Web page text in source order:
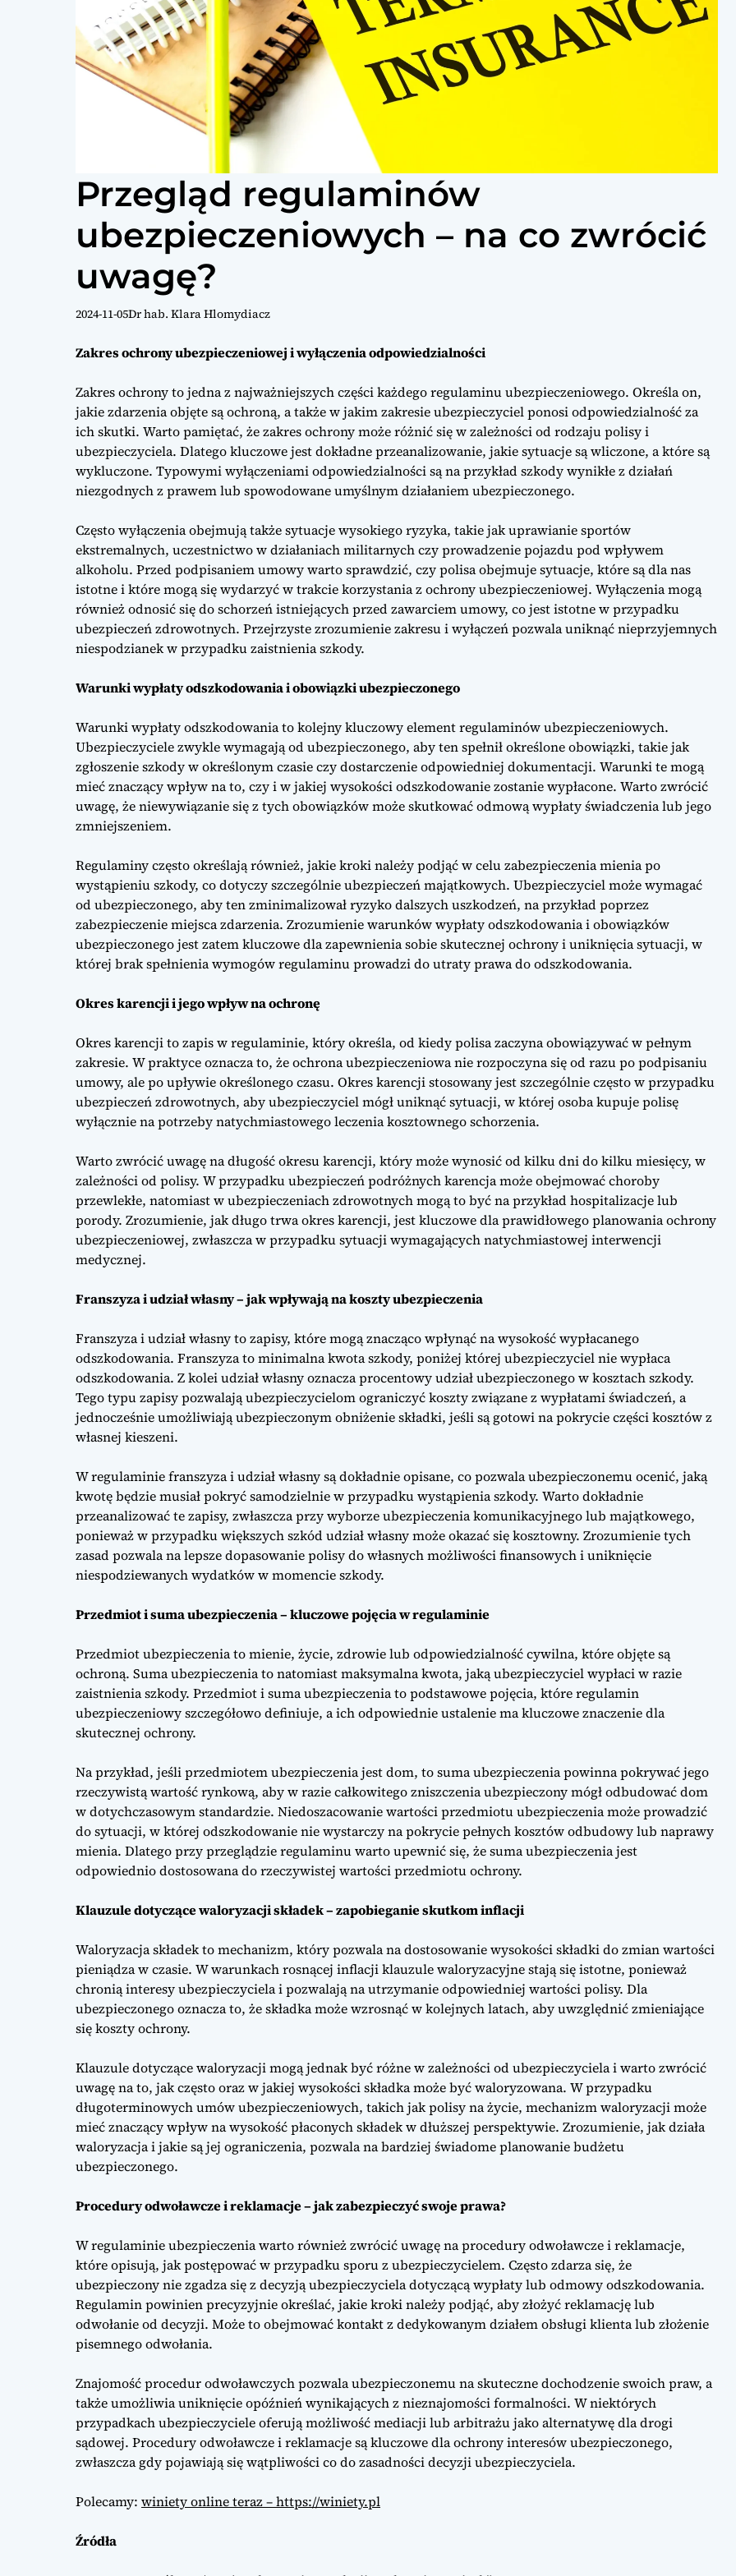
Przegląd regulaminów
ubezpieczeniowych – na co zwrócić
uwagę?
2024-11-05Dr hab. Klara Hlomydiacz
Zakres ochrony ubezpieczeniowej i wyłączenia odpowiedzialności
Zakres ochrony to jedna z najważniejszych części każdego regulaminu ubezpieczeniowego. Określa on,
jakie zdarzenia objęte są ochroną, a także w jakim zakresie ubezpieczyciel ponosi odpowiedzialność za
ich skutki. Warto pamiętać, że zakres ochrony może różnić się w zależności od rodzaju polisy i
ubezpieczyciela. Dlatego kluczowe jest dokładne przeanalizowanie, jakie sytuacje są wliczone, a które są
wykluczone. Typowymi wyłączeniami odpowiedzialności są na przykład szkody wynikłe z działań
niezgodnych z prawem lub spowodowane umyślnym działaniem ubezpieczonego.
Często wyłączenia obejmują także sytuacje wysokiego ryzyka, takie jak uprawianie sportów
ekstremalnych, uczestnictwo w działaniach militarnych czy prowadzenie pojazdu pod wpływem
alkoholu. Przed podpisaniem umowy warto sprawdzić, czy polisa obejmuje sytuacje, które są dla nas
istotne i które mogą się wydarzyć w trakcie korzystania z ochrony ubezpieczeniowej. Wyłączenia mogą
również odnosić się do schorzeń istniejących przed zawarciem umowy, co jest istotne w przypadku
ubezpieczeń zdrowotnych. Przejrzyste zrozumienie zakresu i wyłączeń pozwala uniknąć nieprzyjemnych
niespodzianek w przypadku zaistnienia szkody.
Warunki wypłaty odszkodowania i obowiązki ubezpieczonego
Warunki wypłaty odszkodowania to kolejny kluczowy element regulaminów ubezpieczeniowych.
Ubezpieczyciele zwykle wymagają od ubezpieczonego, aby ten spełnił określone obowiązki, takie jak
zgłoszenie szkody w określonym czasie czy dostarczenie odpowiedniej dokumentacji. Warunki te mogą
mieć znaczący wpływ na to, czy i w jakiej wysokości odszkodowanie zostanie wypłacone. Warto zwrócić
uwagę, że niewywiązanie się z tych obowiązków może skutkować odmową wypłaty świadczenia lub jego
zmniejszeniem.
Regulaminy często określają również, jakie kroki należy podjąć w celu zabezpieczenia mienia po
wystąpieniu szkody, co dotyczy szczególnie ubezpieczeń majątkowych. Ubezpieczyciel może wymagać
od ubezpieczonego, aby ten zminimalizował ryzyko dalszych uszkodzeń, na przykład poprzez
zabezpieczenie miejsca zdarzenia. Zrozumienie warunków wypłaty odszkodowania i obowiązków
ubezpieczonego jest zatem kluczowe dla zapewnienia sobie skutecznej ochrony i uniknięcia sytuacji, w
której brak spełnienia wymogów regulaminu prowadzi do utraty prawa do odszkodowania.
Okres karencji i jego wpływ na ochronę
Okres karencji to zapis w regulaminie, który określa, od kiedy polisa zaczyna obowiązywać w pełnym
zakresie. W praktyce oznacza to, że ochrona ubezpieczeniowa nie rozpoczyna się od razu po podpisaniu
umowy, ale po upływie określonego czasu. Okres karencji stosowany jest szczególnie często w przypadku
ubezpieczeń zdrowotnych, aby ubezpieczyciel mógł uniknąć sytuacji, w której osoba kupuje polisę
wyłącznie na potrzeby natychmiastowego leczenia kosztownego schorzenia.
Warto zwrócić uwagę na długość okresu karencji, który może wynosić od kilku dni do kilku miesięcy, w
zależności od polisy. W przypadku ubezpieczeń podróżnych karencja może obejmować choroby
przewlekłe, natomiast w ubezpieczeniach zdrowotnych mogą to być na przykład hospitalizacje lub
porody. Zrozumienie, jak długo trwa okres karencji, jest kluczowe dla prawidłowego planowania ochrony
ubezpieczeniowej, zwłaszcza w przypadku sytuacji wymagających natychmiastowej interwencji
medycznej.
Franszyza i udział własny – jak wpływają na koszty ubezpieczenia
Franszyza i udział własny to zapisy, które mogą znacząco wpłynąć na wysokość wypłacanego
odszkodowania. Franszyza to minimalna kwota szkody, poniżej której ubezpieczyciel nie wypłaca
odszkodowania. Z kolei udział własny oznacza procentowy udział ubezpieczonego w kosztach szkody.
Tego typu zapisy pozwalają ubezpieczycielom ograniczyć koszty związane z wypłatami świadczeń, a
jednocześnie umożliwiają ubezpieczonym obniżenie składki, jeśli są gotowi na pokrycie części kosztów z
własnej kieszeni.
W regulaminie franszyza i udział własny są dokładnie opisane, co pozwala ubezpieczonemu ocenić, jaką
kwotę będzie musiał pokryć samodzielnie w przypadku wystąpienia szkody. Warto dokładnie
przeanalizować te zapisy, zwłaszcza przy wyborze ubezpieczenia komunikacyjnego lub majątkowego,
ponieważ w przypadku większych szkód udział własny może okazać się kosztowny. Zrozumienie tych
zasad pozwala na lepsze dopasowanie polisy do własnych możliwości finansowych i uniknięcie
niespodziewanych wydatków w momencie szkody.
Przedmiot i suma ubezpieczenia – kluczowe pojęcia w regulaminie
Przedmiot ubezpieczenia to mienie, życie, zdrowie lub odpowiedzialność cywilna, które objęte są
ochroną. Suma ubezpieczenia to natomiast maksymalna kwota, jaką ubezpieczyciel wypłaci w razie
zaistnienia szkody. Przedmiot i suma ubezpieczenia to podstawowe pojęcia, które regulamin
ubezpieczeniowy szczegółowo definiuje, a ich odpowiednie ustalenie ma kluczowe znaczenie dla
skutecznej ochrony.
Na przykład, jeśli przedmiotem ubezpieczenia jest dom, to suma ubezpieczenia powinna pokrywać jego
rzeczywistą wartość rynkową, aby w razie całkowitego zniszczenia ubezpieczony mógł odbudować dom
w dotychczasowym standardzie. Niedoszacowanie wartości przedmiotu ubezpieczenia może prowadzić
do sytuacji, w której odszkodowanie nie wystarczy na pokrycie pełnych kosztów odbudowy lub naprawy
mienia. Dlatego przy przeglądzie regulaminu warto upewnić się, że suma ubezpieczenia jest
odpowiednio dostosowana do rzeczywistej wartości przedmiotu ochrony.
Klauzule dotyczące waloryzacji składek – zapobieganie skutkom inflacji
Waloryzacja składek to mechanizm, który pozwala na dostosowanie wysokości składki do zmian wartości
pieniądza w czasie. W warunkach rosnącej inflacji klauzule waloryzacyjne stają się istotne, ponieważ
chronią interesy ubezpieczyciela i pozwalają na utrzymanie odpowiedniej wartości polisy. Dla
ubezpieczonego oznacza to, że składka może wzrosnąć w kolejnych latach, aby uwzględnić zmieniające
się koszty ochrony.
Klauzule dotyczące waloryzacji mogą jednak być różne w zależności od ubezpieczyciela i warto zwrócić
uwagę na to, jak często oraz w jakiej wysokości składka może być waloryzowana. W przypadku
długoterminowych umów ubezpieczeniowych, takich jak polisy na życie, mechanizm waloryzacji może
mieć znaczący wpływ na wysokość płaconych składek w dłuższej perspektywie. Zrozumienie, jak działa
waloryzacja i jakie są jej ograniczenia, pozwala na bardziej świadome planowanie budżetu
ubezpieczonego.
Procedury odwoławcze i reklamacje – jak zabezpieczyć swoje prawa?
W regulaminie ubezpieczenia warto również zwrócić uwagę na procedury odwoławcze i reklamacje,
które opisują, jak postępować w przypadku sporu z ubezpieczycielem. Często zdarza się, że
ubezpieczony nie zgadza się z decyzją ubezpieczyciela dotyczącą wypłaty lub odmowy odszkodowania.
Regulamin powinien precyzyjnie określać, jakie kroki należy podjąć, aby złożyć reklamację lub
odwołanie od decyzji. Może to obejmować kontakt z dedykowanym działem obsługi klienta lub złożenie
pisemnego odwołania.
Znajomość procedur odwoławczych pozwala ubezpieczonemu na skuteczne dochodzenie swoich praw, a
także umożliwia uniknięcie opóźnień wynikających z nieznajomości formalności. W niektórych
przypadkach ubezpieczyciele oferują możliwość mediacji lub arbitrażu jako alternatywę dla drogi
sądowej. Procedury odwoławcze i reklamacje są kluczowe dla ochrony interesów ubezpieczonego,
zwłaszcza gdy pojawiają się wątpliwości co do zasadności decyzji ubezpieczyciela.
Polecamy: winiety online teraz – https://winiety.pl
Źródła
Codzienne
finanse
e
rozwiązan
ia
Wpływ
na
sytuację
finansową
firm